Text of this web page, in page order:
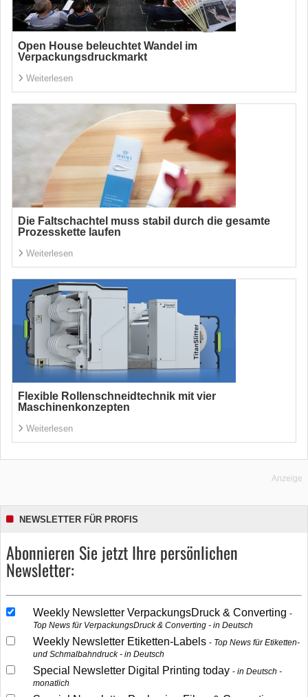
Open House beleuchtet Wandel im
Verpackungsdruckmarkt
Weiterlesen
Die Faltschachtel muss stabil durch die gesamte
Prozesskette laufen
Weiterlesen
Flexible Rollenschneidtechnik mit vier
Maschinenkonzepten
Weiterlesen
Anzeige
NEWSLETTER FÜR PROFIS
Abonnieren Sie jetzt Ihre persönlichen
Newsletter:
Weekly Newsletter VerpackungsDruck & Converting
Top News für VerpackungsDruck & Converting - in Deutsch
Weekly Newsletter Etiketten-Labels
Top News für Etiketten-
und Schmalbahndruck - in Deutsch
Special Newsletter Digital Printing today
in Deutsch -
monatlich